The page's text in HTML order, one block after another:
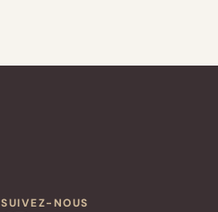
SUIVEZ-NOUS